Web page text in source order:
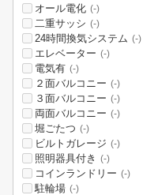
オール電化 (-)
二重サッシ (-)
24時間換気システム (-)
エレベーター (-)
電気有 (-)
２面バルコニー (-)
３面バルコニー (-)
両面バルコニー (-)
堀ごたつ (-)
ビルトガレージ (-)
照明器具付き (-)
コインランドリー (-)
駐輪場 (-)